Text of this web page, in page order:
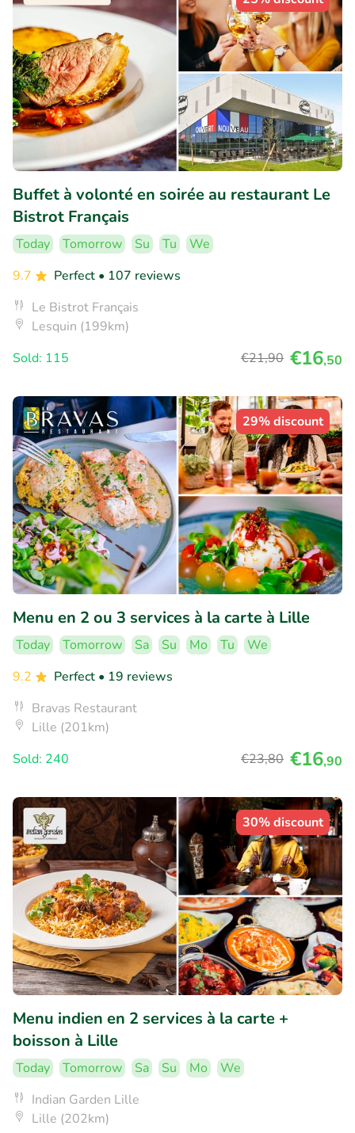
Buffet à volonté en soirée au restaurant Le
Bistrot Français
Today Tomorrow Su Tu
We
9.7
Perfect • 107 reviews
Le Bistrot Français
Lesquin (199km)
Sold: 115
€21,90 €16,50
29% discount
Menu en 2 ou 3 services à la carte à Lille
Today Tomorrow Sa Su Mo Tu
We
9.2
Perfect • 19 reviews
Bravas Restaurant
Lille (201km)
Sold: 240
€23,80 €16,90
30% discount
Menu indien en 2 services à la carte +
boisson à Lille
Today Tomorrow Sa Su Mo
We
Indian Garden Lille
Lille (202km)